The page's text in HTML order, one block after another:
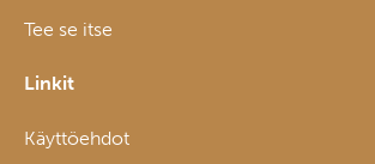
Tee se itse
Linkit
Käyttöehdot